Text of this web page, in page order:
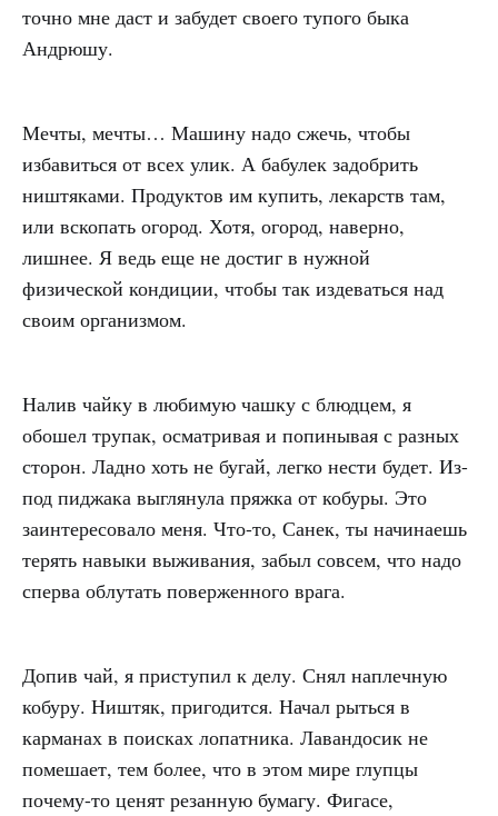
точно мне даст и забудет своего тупого быка
Андрюшу.
Мечты, мечты… Машину надо сжечь, чтобы
избавиться от всех улик. А бабулек задобрить
ништяками. Продуктов им купить, лекарств там,
или вскопать огород. Хотя, огород, наверно,
лишнее. Я ведь еще не достиг в нужной
физической кондиции, чтобы так издеваться над
своим организмом.
Налив чайку в любимую чашку с блюдцем, я
обошел трупак, осматривая и попинывая с разных
сторон. Ладно хоть не бугай, легко нести будет. Из-
под пиджака выглянула пряжка от кобуры. Это
заинтересовало меня. Что-то, Санек, ты начинаешь
терять навыки выживания, забыл совсем, что надо
сперва облутать поверженного врага.
Допив чай, я приступил к делу. Снял наплечную
кобуру. Ништяк, пригодится. Начал рыться в
карманах в поисках лопатника. Лавандосик не
помешает, тем более, что в этом мире глупцы
почему-то ценят резанную бумагу. Фигасе,